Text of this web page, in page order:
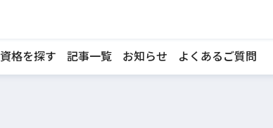
資格を探す 記事一覧 お知らせ よくあるご質問